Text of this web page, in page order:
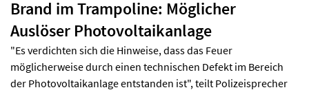
Brand im Trampoline: Möglicher
Auslöser Photovoltaikanlage
"Es verdichten sich die Hinweise, dass das Feuer
möglicherweise durch einen technischen Defekt im Bereich
der Photovoltaikanlage entstanden ist", teilt Polizeisprecher